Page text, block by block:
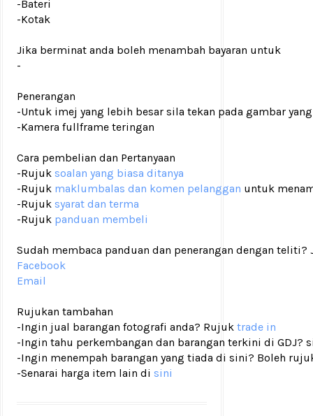
-Bateri
-Kotak
Jika berminat anda boleh menambah bayaran untuk
-
Penerangan
-Untuk imej yang lebih besar sila tekan pada gambar
-Kamera fullframe teringan
Cara pembelian dan Pertanyaan
-Rujuk soalan yang biasa ditanya
-Rujuk maklumbalas dan komen pelanggan untuk
-Rujuk syarat dan terma
-Rujuk panduan membeli
Sudah membaca panduan dan penerangan dengan
Facebook
Email
Rujukan tambahan
-Ingin jual barangan fotografi anda? Rujuk trade in
-Ingin tahu perkembangan dan barangan terkini di GDJ?
-Ingin menempah barangan yang tiada di sini? Boleh
-Senarai harga item lain di sini